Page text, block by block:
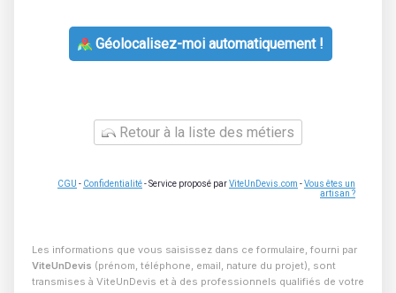
Géolocalisez-moi automatiquement !
Retour à la liste des métiers
CGU - Confidentialité- Service proposé parViteUnDevis.com -Vous êtes un
artisan ?
Les informations que vous saisissez dans ce formulaire, fourni par
ViteUnDevis (prénom, téléphone, email, nature du projet), sont
transmises à ViteUnDevis et à des professionnels qualifiés de votre